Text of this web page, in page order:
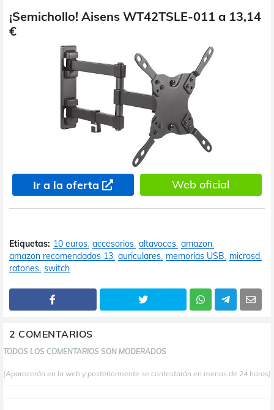
¡Semichollo! Aisens WT42TSLE-011 a 13,14
€
Ir a la oferta Web oficial
Etiquetas: 10 euros accesorios altavoces amazon
amazon recomendados 13 auriculares memorias USB microsd
ratones switch
2 COMENTARIOS
TODOS LOS COMENTARIOS SON MODERADOS
(Aparecerán en la web y posteriormente se contestarán en menos de 24 horas)